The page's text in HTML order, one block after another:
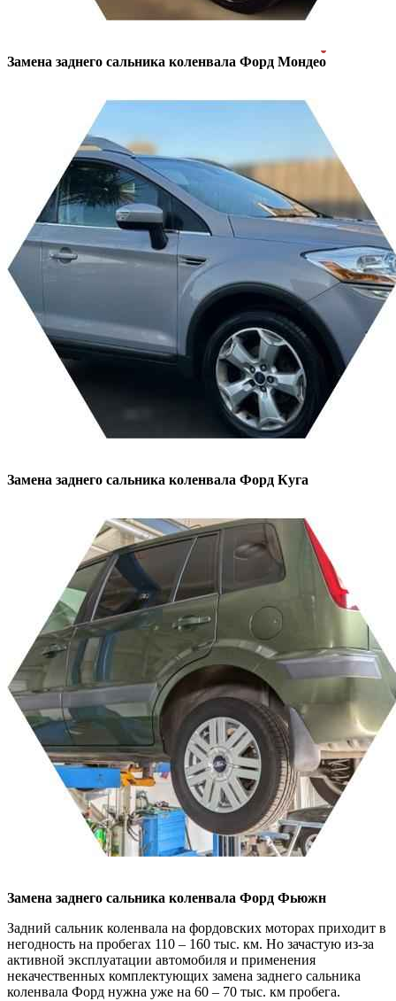
Замена заднего сальника коленвала Форд Мондео
Замена заднего сальника коленвала Форд Куга
Замена заднего сальника коленвала Форд Фьюжн
Задний сальник коленвала на фордовских моторах приходит в
негодность на пробегах 110 – 160 тыс. км. Но зачастую из-за
активной эксплуатации автомобиля и применения
некачественных комплектующих замена заднего сальника
коленвала Форд нужна уже на 60 – 70 тыс. км пробега.